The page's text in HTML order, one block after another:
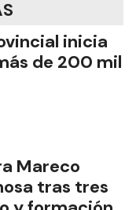
inicia
de 200 mil
Mareco
tras tres